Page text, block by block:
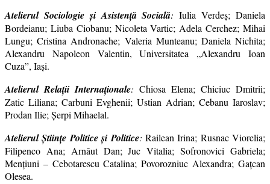
Atelierul Sociologie și Asistență Socială:Iulia Verdeş; Daniela
Bordeianu; Liuba Ciobanu; Nicoleta Vartic; Adela Cerchez; Mihai
Lungu; Cristina Andronache; Valeria Munteanu; Daniela Nichita;
Alexandru Napoleon Valentin, Universitatea „Alexandru Ioan
Cuza”, Iași.
Atelierul Relaţii Internaţionale: Chiosa Elena; Chiciuc Dmitrii;
Zatic Liliana; Carbuni Evghenii; Ustian Adrian; Cebanu Iaroslav;
Prodan Ilie; Șerpi Mihaelal.
Atelierul Ştiinţe Politice şi Politice: Railean Irina; Rusnac Viorelia;
Filipenco Ana; Arnăut Dan; Juc Vitalia; Sofronovici Gabriela;
Menţiuni – Cebotarescu Catalina; Povorozniuc Alexandra; Gațcan
Olesea.